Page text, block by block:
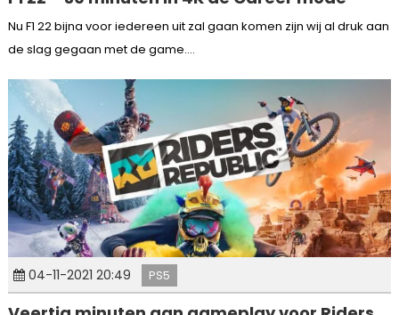
Nu F1 22 bijna voor iedereen uit zal gaan komen zijn wij al druk aan
de slag gegaan met de game....
04-11-2021 20:49 PS5